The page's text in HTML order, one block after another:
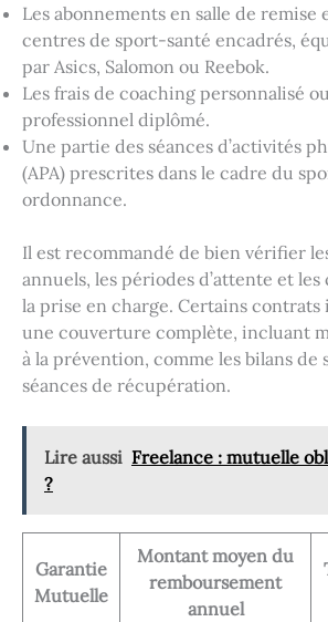
Les abonnements en salle de remise
centres de sport-santé encadrés,
par Asics, Salomon ou Reebok.
Les frais de coaching personnalisé
professionnel diplômé.
Une partie des séances d’activités
(APA) prescrites dans le cadre du
ordonnance.
Il est recommandé de bien vérifier
annuels, les périodes d’attente et
la prise en charge. Certains
une couverture complète, incluant
à la prévention, comme les bilans de
séances de récupération.
Lire aussi Freelance : mutuelle
?
Garantie
Mutuelle
Montant moyen du
remboursement
annuel